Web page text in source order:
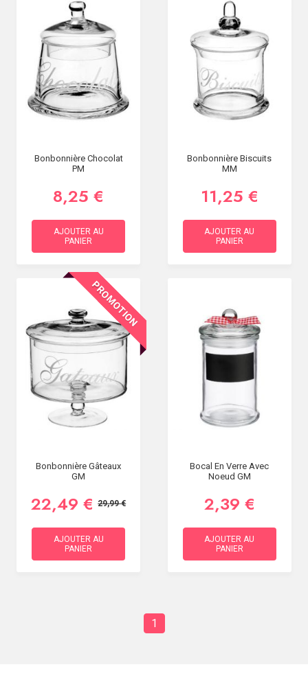
Bonbonnière Chocolat
PM
8,25 €
AJOUTER AU
PANIER
Bonbonnière Biscuits
MM
11,25 €
AJOUTER AU
PANIER
PROMOTION
Bonbonnière Gâteaux
GM
22,49 € 29,99 €
AJOUTER AU
PANIER
Bocal En Verre Avec
Noeud GM
2,39 €
AJOUTER AU
PANIER
1